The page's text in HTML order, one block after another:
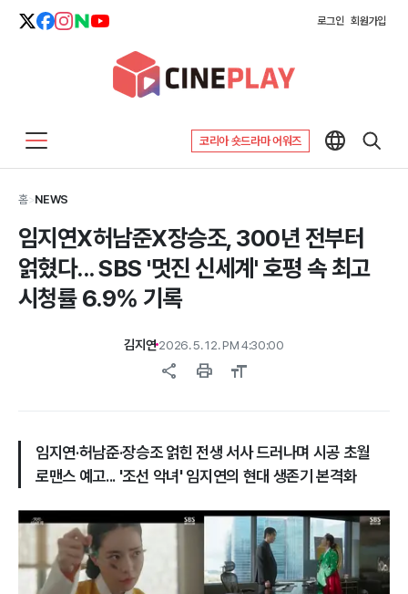
로그인 회원가입
코리아 숏드라마 어워즈
홈>NEWS
임지연X허남준X장승조, 300년 전부터
얽혔다... SBS '멋진 신세계' 호평 속 최고
시청률 6.9% 기록
김지연 2026. 5. 12. PM 4:30:00
share print format_size
임지연·허남준·장승조 얽힌 전생 서사 드러나며 시공 초월
로맨스 예고... '조선 악녀' 임지연의 현대 생존기 본격화